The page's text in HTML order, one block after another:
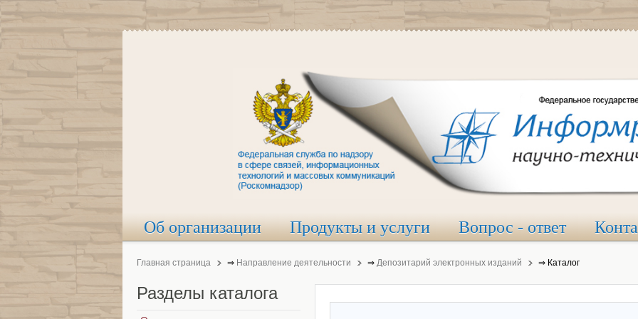
Об организации Продукты и услуги Вопрос - ответ
Главная страница ⇒ Направление деятельности ⇒ Депозитарий электронных изданий ⇒ Каталог
Разделы каталога